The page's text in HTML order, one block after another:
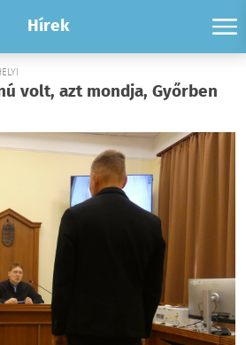
Hírek
volt, azt mondja, Győrben